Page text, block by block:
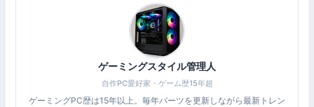
ゲーミングスタイル管理人
自作PC愛好家・ゲーム歴15年超
ゲーミングPC歴は15年以上。毎年パーツを更新しながら最新トレン